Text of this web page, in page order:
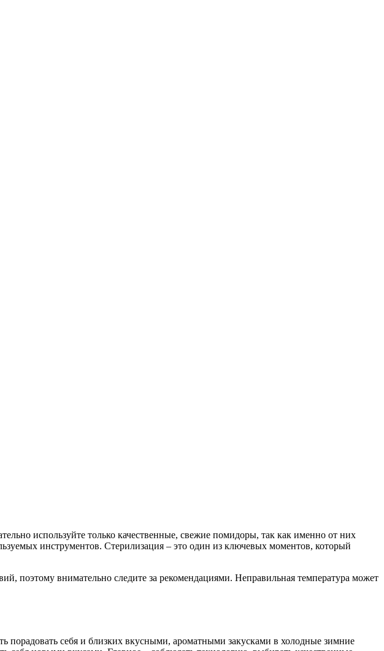
используйте только качественные, свежие помидоры, так как именно от них
инструментов. Стерилизация – это один из ключевых моментов, который
поэтому внимательно следите за рекомендациями. Неправильная температура может
порадовать себя и близких вкусными, ароматными закусками в холодные зимние